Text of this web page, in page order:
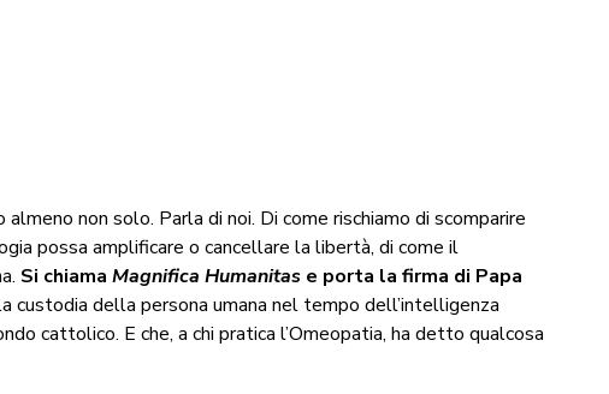
non solo. Parla di noi. Di come rischiamo di scomparire
possa amplificare o cancellare la libertà, di come il
Si chiama Magnifica Humanitas e porta la firma di Papa
custodia della persona umana nel tempo dell’intelligenza
cattolico. E che, a chi pratica l’Omeopatia, ha detto qualcosa